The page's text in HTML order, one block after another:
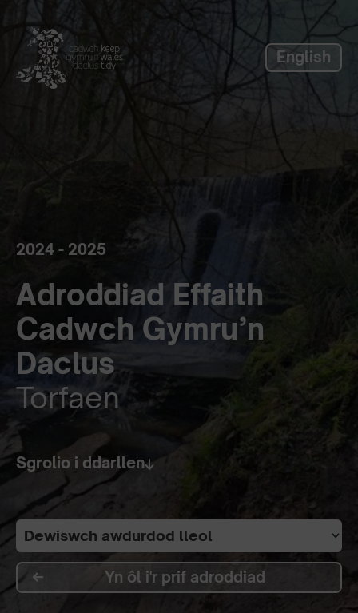
label_skip_to_main
English
2024 - 2025
Adroddiad Effaith
Cadwch Gymru’n
Daclus
Torfaen
Sgrolio i ddarllen
Yn ôl i'r prif adroddiad